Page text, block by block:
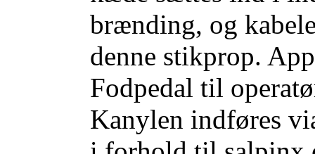
brænding, og
denne stikprop.
Fodpedal til
Kanylen indføres